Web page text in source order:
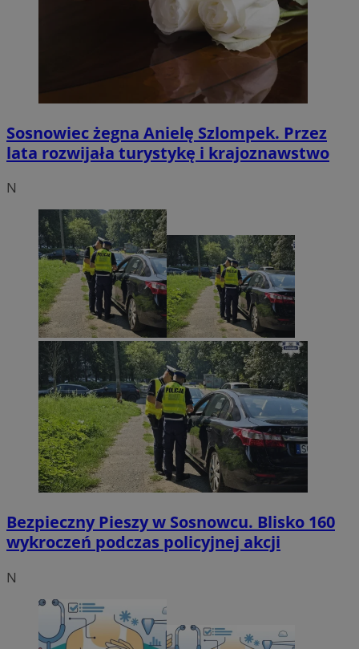
Sosnowiec żegna Anielę Szlompek. Przez
lata rozwijała turystykę i krajoznawstwo
N
Bezpieczny Pieszy w Sosnowcu. Blisko 160
wykroczeń podczas policyjnej akcji
N